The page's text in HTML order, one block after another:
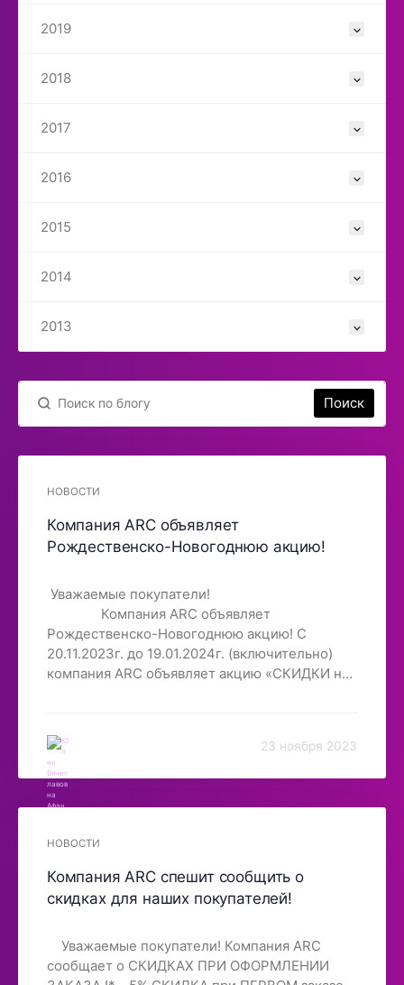
2019
2018
2017
2016
2015
2014
2013
Поиск
НОВОСТИ
Компания ARC объявляет
Рождественско-Новогоднюю акцию!
Уважаемые покупатели!
Компания ARC объявляет
Рождественско-Новогоднюю акцию! С
20.11.2023г. до 19.01.2024г. (включительно)
компания ARC объявляет акцию «СКИДКИ на
Сэндвич-гриль ARC-NW-002 Универсальный
пароочиститель ARC-08B с пароутюгом
Керамические ножи Наборы салфеток с
антипригарным покрытием *Компания ARC
оставляет за собой право в любой момент
условия! Спешите порадовать себя и своих
близких выгодными покупками! Желаем вам
успешных покупок и всегда рады видеть Вас в
нашем магазине! Отписаться
23 ноября 2023
НОВОСТИ
Компания ARC спешит сообщить о
скидках для наших покупателей!
Уважаемые покупатели! Компания ARC
сообщает о СКИДКАХ ПРИ ОФОРМЛЕНИИ